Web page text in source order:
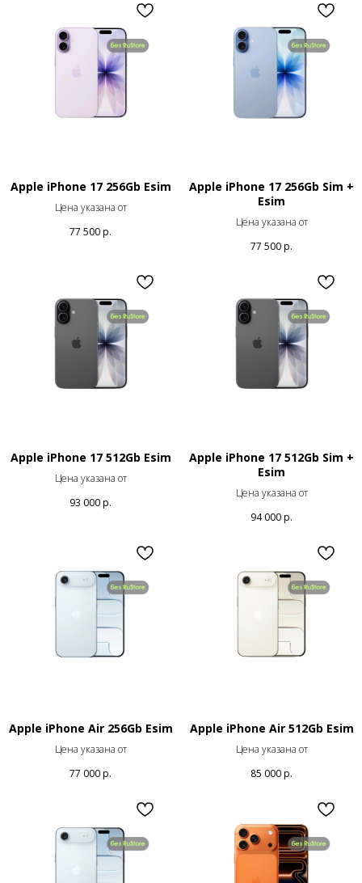
Apple iPhone 17 256Gb Esim
Цена указана от
77 500р.
Apple iPhone 17 256Gb Sim +
Esim
Цена указана от
77 500р.
Apple iPhone 17 512Gb Esim
Цена указана от
93 000р.
Apple iPhone 17 512Gb Sim +
Esim
Цена указана от
94 000р.
Apple iPhone Air 256Gb Esim
Цена указана от
77 000р.
Apple iPhone Air 512Gb Esim
Цена указана от
85 000р.